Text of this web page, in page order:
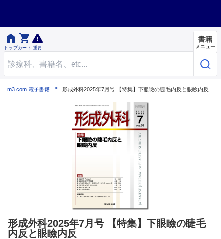

トップ

カート 重要
書籍
メニュー
m3.com 電子書籍 形成外科2025年7月号 【特集】下眼瞼の睫毛内反と眼瞼内反
形成外科2025年7月号 【特集】下眼瞼の睫毛
内反と眼瞼内反